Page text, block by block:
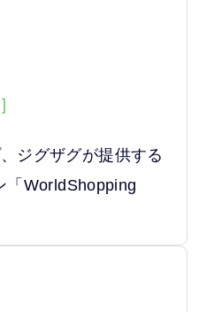
ジグザグが提供する
「WorldShopping